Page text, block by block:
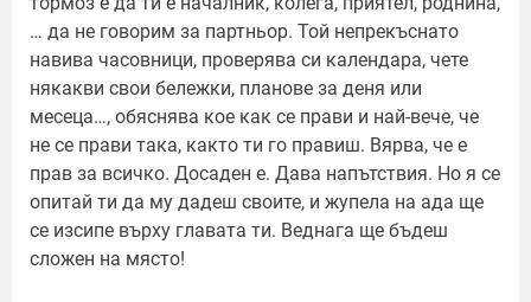
… да не говорим за партньор. Той непрекъснато
навива часовници, проверява си календара, чете
някакви свои бележки, планове за деня или
месеца…, обяснява кое как се прави и най-вече, че
не се прави така, както ти го правиш. Вярва, че е
прав за всичко. Досаден е. Дава напътствия. Но я се
опитай ти да му дадеш своите, и жупела на ада ще
се изсипе върху главата ти. Веднага ще бъдеш
сложен на място!